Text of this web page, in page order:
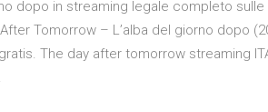
dopo in streaming legale completo
After Tomorrow – L’alba del giorno dopo
The day after tomorrow streaming